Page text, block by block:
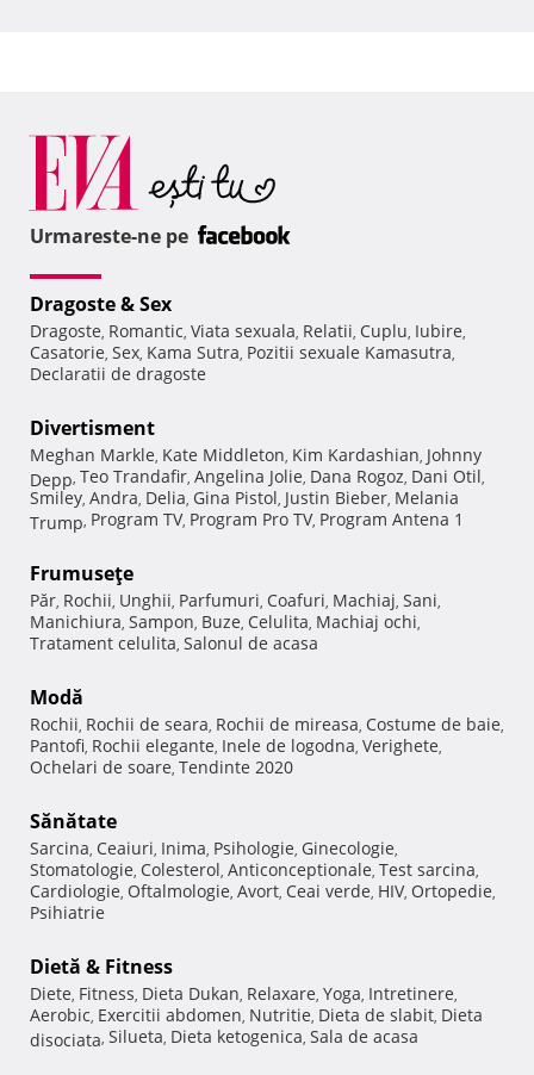
Urmareste-ne pe
Dragoste & Sex
Dragoste, Romantic, Viata sexuala, Relatii, Cuplu, Iubire,
Casatorie, Sex, Kama Sutra, Pozitii sexuale Kamasutra,
Declaratii de dragoste
Divertisment
Meghan Markle, Kate Middleton, Kim Kardashian, Johnny
Depp, Teo Trandafir, Angelina Jolie, Dana Rogoz, Dani Otil,
Smiley, Andra, Delia, Gina Pistol, Justin Bieber, Melania
Trump, Program TV, Program Pro TV, Program Antena 1
Frumuseţe
Păr, Rochii, Unghii, Parfumuri, Coafuri, Machiaj, Sani,
Manichiura, Sampon, Buze, Celulita, Machiaj ochi,
Tratament celulita, Salonul de acasa
Modă
Rochii, Rochii de seara, Rochii de mireasa, Costume de baie,
Pantofi, Rochii elegante, Inele de logodna, Verighete,
Ochelari de soare, Tendinte 2020
Sănătate
Sarcina, Ceaiuri, Inima, Psihologie, Ginecologie,
Stomatologie, Colesterol, Anticonceptionale, Test sarcina,
Cardiologie, Oftalmologie, Avort, Ceai verde, HIV, Ortopedie,
Psihiatrie
Dietă & Fitness
Diete, Fitness, Dieta Dukan, Relaxare, Yoga, Intretinere,
Aerobic, Exercitii abdomen, Nutritie, Dieta de slabit, Dieta
disociata, Silueta, Dieta ketogenica, Sala de acasa